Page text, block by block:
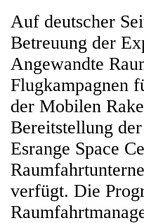
Auf deutscher
Betreuung der
Angewandte
Flugkampagnen
der Mobilen
Bereitstellung
Esrange Space
verfügt. Die